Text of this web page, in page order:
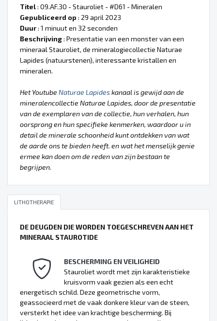
Titel: 09.AF.30 - Stauroliet - #D61 - Mineralen
Gepubliceerd op : 29 april 2023
Duur: 1 minuut en 32 seconden
Beschrijving: Presentatie van een monster van een
mineraal Stauroliet, de mineralogiecollectie Naturae
Lapides (natuurstenen), interessante kristallen en
mineralen.
Het Youtube Naturae Lapideskanaal is gewijd aan de
mineralencollectie Naturae Lapides, door de presentatie
van de exemplaren van de collectie, hun verhalen, hun
oorsprong en hun specifieke kenmerken, waardoor u in
detail de minerale schoonheid kunt ontdekken van wat
de aarde ons te bieden heeft. en wat het menselijk genie
ermee kan doen om de reden van zijn bestaan te
begrijpen.
LITHOTHERAPIE
DE DEUGDEN DIE WORDEN TOEGESCHREVEN AAN HET
MINERAAL STAUROTIDE
BESCHERMING EN VEILIGHEID
Stauroliet wordt met zijn karakteristieke
kruisvorm vaak gezien als een echt
energetisch schild. Deze geometrische vorm,
geassocieerd met de vaak donkere kleur van de steen,
versterkt het idee van krachtige bescherming. Bij